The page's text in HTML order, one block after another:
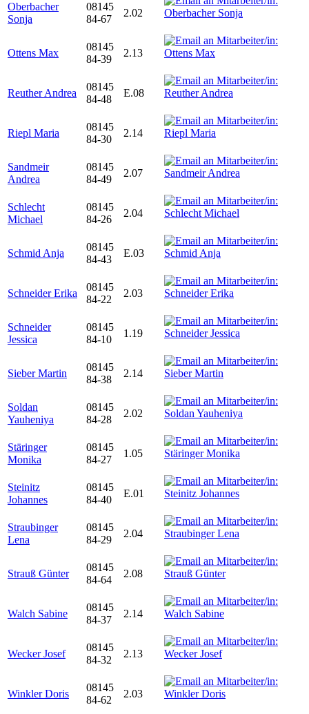
Oberbacher
Sonja
08145
84-67
2.02
Ottens Max
08145
84-39
2.13
Reuther Andrea
08145
84-48
E.08
Riepl Maria
08145
84-30
2.14
Sandmeir
Andrea
08145
84-49
2.07
Schlecht
Michael
08145
84-26
2.04
Schmid Anja
08145
84-43
E.03
Schneider Erika
08145
84-22
2.03
Schneider
Jessica
08145
84-10
1.19
Sieber Martin
08145
84-38
2.14
Soldan
Yauheniya
08145
84-28
2.02
Stäringer
Monika
08145
84-27
1.05
Steinitz
Johannes
08145
84-40
E.01
Straubinger
Lena
08145
84-29
2.04
Strauß Günter
08145
84-64
2.08
Walch Sabine
08145
84-37
2.14
Wecker Josef
08145
84-32
2.13
Winkler Doris
08145
84-62
2.03